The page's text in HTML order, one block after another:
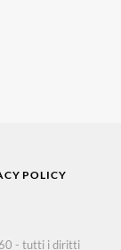
POLICY
- tutti i diritti